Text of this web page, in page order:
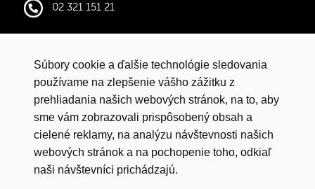
Súbory cookie a ďalšie technológie sledovania
používame na zlepšenie vášho zážitku z
prehliadania našich webových stránok, na to, aby
sme vám zobrazovali prispôsobený obsah a
cielené reklamy, na analýzu návštevnosti našich
webových stránok a na pochopenie toho, odkiaľ
naši návštevníci prichádzajú.
02 321 151 21
Google mapy
VYHLÁSENIE O OCHRANE ÚDAJOV
LETNÁ SÚŤAŽ S ISTYLE